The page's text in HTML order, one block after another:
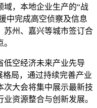
域，本地企业生产的“战
中完成高空侦察及信息
苏州、嘉兴等城市签订合
低空经济未来产业先导
格局，通过持续完善产业
次大会将集中展示最新技
资源整合与创新发展。